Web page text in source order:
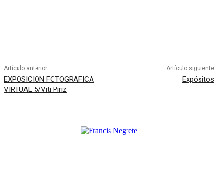
Artículo anterior
EXPOSICION FOTOGRAFICA
VIRTUAL 5/Viti Piriz
Artículo siguiente
Expósitos